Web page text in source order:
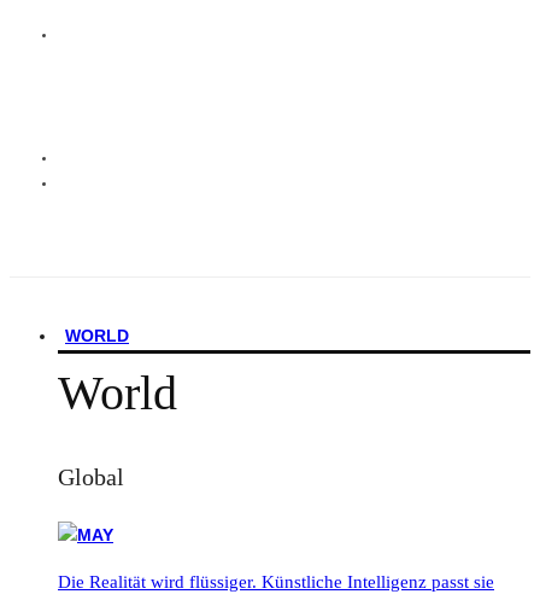
WORLD
World
Global
Die Realität wird flüssiger. Künstliche Intelligenz passt sie